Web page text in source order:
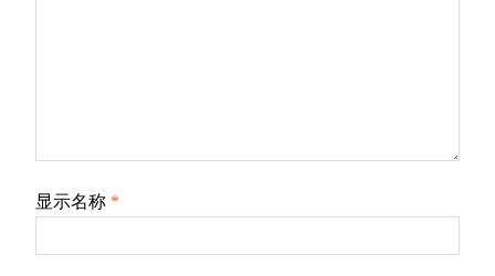
显示名称 *